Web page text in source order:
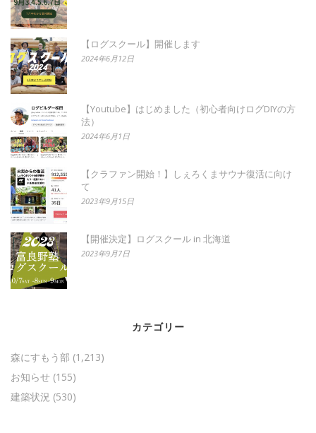
【ログスクール】開催します
2024年6月12日
【Youtube】はじめました（初心者向けログDIYの方
法）
2024年6月1日
【クラファン開始！】しぇろくまサウナ復活に向け
て
2023年9月15日
【開催決定】ログスクール in 北海道
2023年9月7日
カテゴリー
森にすもう部 (1,213)
お知らせ (155)
建築状況 (530)